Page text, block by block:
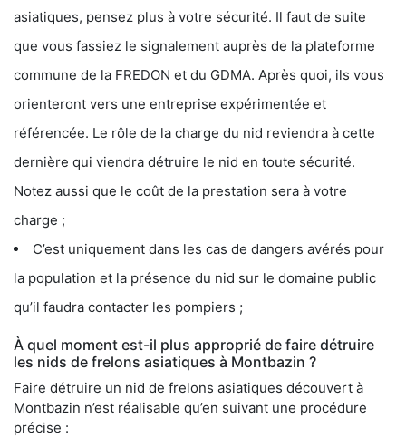
asiatiques, pensez plus à votre sécurité. Il faut de suite
que vous fassiez le signalement auprès de la plateforme
commune de la FREDON et du GDMA. Après quoi, ils vous
orienteront vers une entreprise expérimentée et
référencée. Le rôle de la charge du nid reviendra à cette
dernière qui viendra détruire le nid en toute sécurité.
Notez aussi que le coût de la prestation sera à votre
charge ;
C’est uniquement dans les cas de dangers avérés pour
la population et la présence du nid sur le domaine public
qu’il faudra contacter les pompiers ;
À quel moment est-il plus approprié de faire détruire
les nids de frelons asiatiques à Montbazin ?
Faire détruire un nid de frelons asiatiques découvert à
Montbazin n’est réalisable qu’en suivant une procédure
précise :